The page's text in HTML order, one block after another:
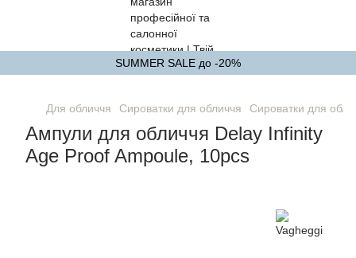
SUMMER SALE до -20%
Для обличчя Сироватки для обличчя Сироватки для
Ампули для обличчя Delay Infinity
Age Proof Ampoule, 10pcs